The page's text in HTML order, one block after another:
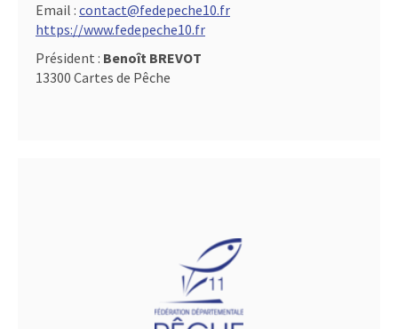
Email : contact@fedepeche10.fr
https://www.fedepeche10.fr
Président : Benoît BREVOT
13300 Cartes de Pêche